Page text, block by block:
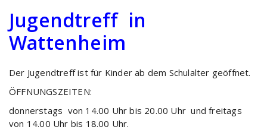
Jugendtreff in
Wattenheim
Der Jugendtreff ist für Kinder ab dem Schulalter geöffnet.
ÖFFNUNGSZEITEN:
donnerstags von 14.00 Uhr bis 20.00 Uhr und freitags
von 14.00 Uhr bis 18.00 Uhr.